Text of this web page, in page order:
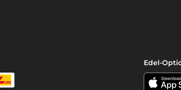
Edel-